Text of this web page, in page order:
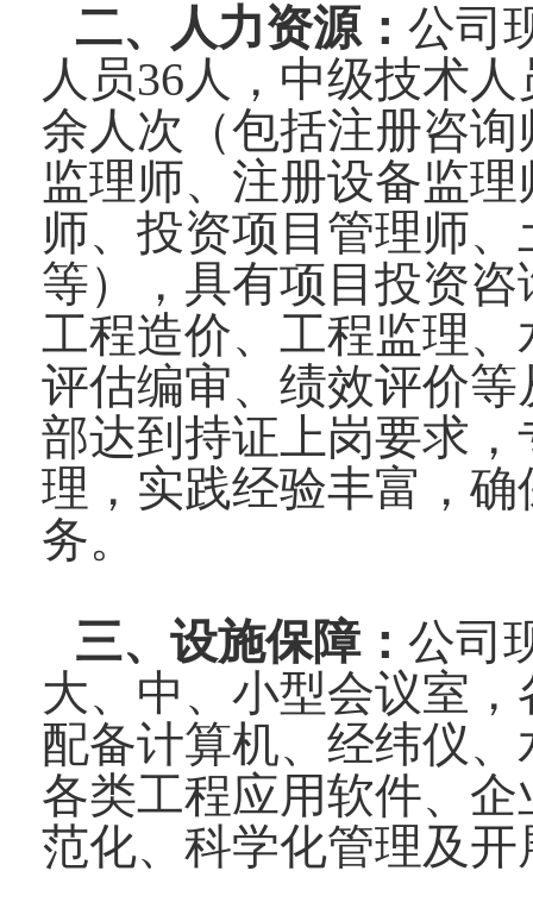
二、人力资源： 公司
人员36人，中级技术
余人次（包括注册咨
监理师、注册设备监
师、投资项目管理师
等），具有项目投资
工程造价、工程监理
评估编审、绩效评价
部达到持证上岗要求
理，实践经验丰富，
务。
三、设施保障： 公司
大、中、小型会议室
配备计算机、经纬仪
各类工程应用软件、
范化、科学化管理及开